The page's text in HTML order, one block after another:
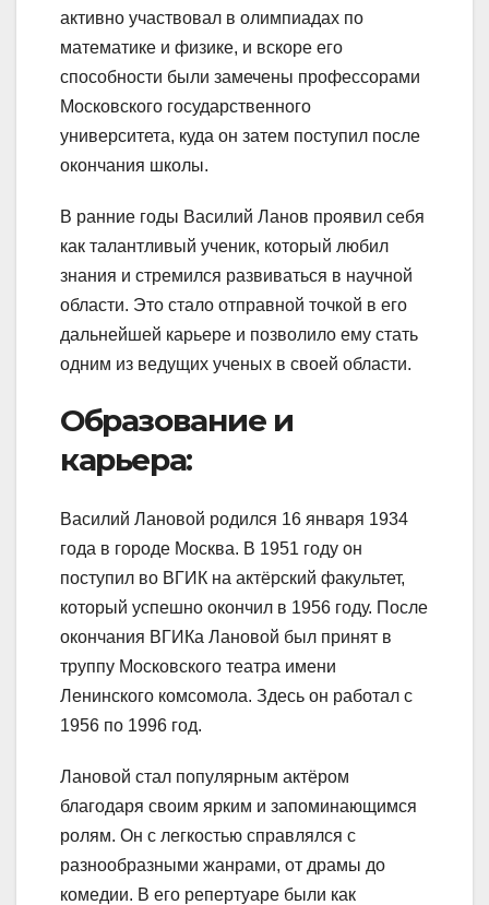
активно участвовал в олимпиадах по
математике и физике, и вскоре его
способности были замечены профессорами
Московского государственного
университета, куда он затем поступил после
окончания школы.
В ранние годы Василий Ланов проявил себя
как талантливый ученик, который любил
знания и стремился развиваться в научной
области. Это стало отправной точкой в его
дальнейшей карьере и позволило ему стать
одним из ведущих ученых в своей области.
Образование и
карьера:
Василий Лановой родился 16 января 1934
года в городе Москва. В 1951 году он
поступил во ВГИК на актёрский факультет,
который успешно окончил в 1956 году. После
окончания ВГИКа Лановой был принят в
труппу Московского театра имени
Ленинского комсомола. Здесь он работал с
1956 по 1996 год.
Лановой стал популярным актёром
благодаря своим ярким и запоминающимся
ролям. Он с легкостью справлялся с
разнообразными жанрами, от драмы до
комедии. В его репертуаре были как